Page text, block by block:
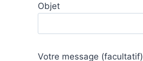
Objet
Votre message (facultatif)